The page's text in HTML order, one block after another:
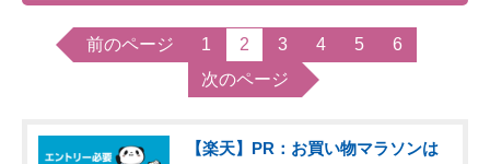
前のページ 1 2 3 4 5
6
次のページ
【楽天】PR：お買い物マラソンは